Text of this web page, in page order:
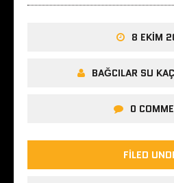
8 EKIM
BAĞCILAR SU
0
FILED